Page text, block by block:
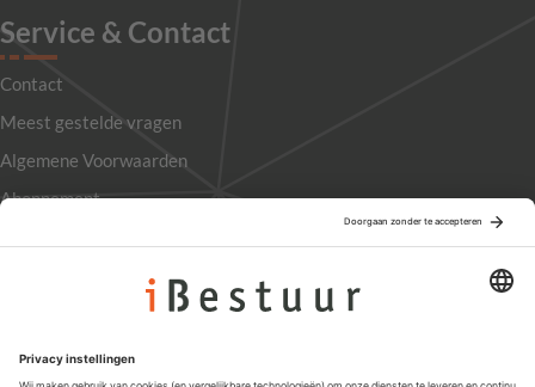
Service & Contact
Contact
Meest gestelde vragen
Algemene Voorwaarden
Abonnement
Privacyinstellingen